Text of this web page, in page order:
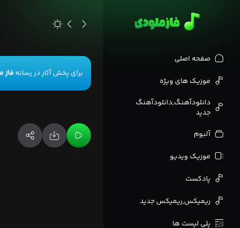
صفحه اصلی
موزیک های ویژه
دانلودآهنگ,دانلودآهنگ
جدید
آلبوم
موزیک ویدیو
پادکست
ریمیکس,ریمیکس جدید
پلی لیست ها
برای پخش آثار در رسانهفاز